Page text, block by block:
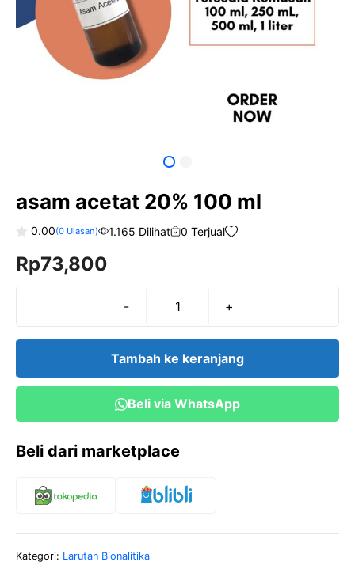
asam acetat 20% 100 ml
o
u
0.00(0Ulasan) 1.165 Dilihat 0 Terjual
Rp73,800
-
Kuantitas
acetat
ml
+
Tambah ke keranjang
Beli via WhatsApp
Beli dari marketplace
Kategori: Larutan Bionalitika